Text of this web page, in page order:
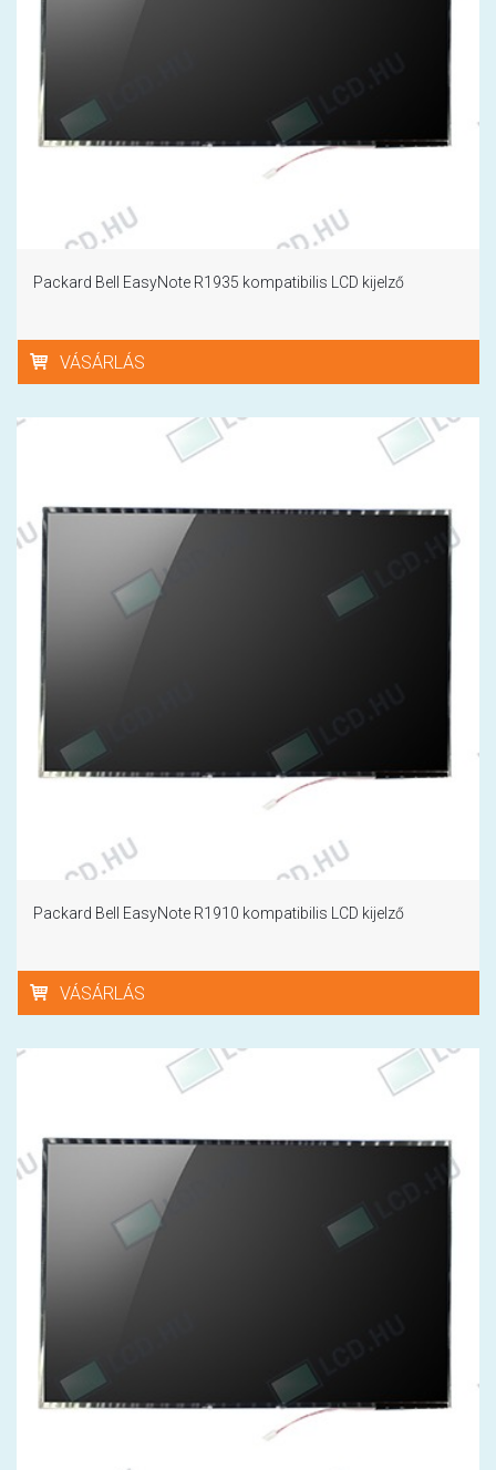
Packard Bell EasyNote R1935 kompatibilis LCD kijelző
VÁSÁRLÁS
Packard Bell EasyNote R1910 kompatibilis LCD kijelző
VÁSÁRLÁS